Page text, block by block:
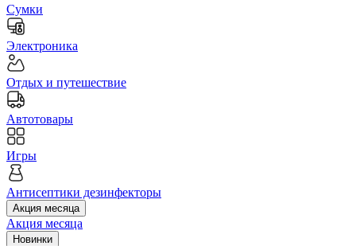
Сумки
Электроника
Отдых и путешествие
Автотовары
Игры
Антисептики дезинфекторы
Акция месяца
Акция месяца
Новинки